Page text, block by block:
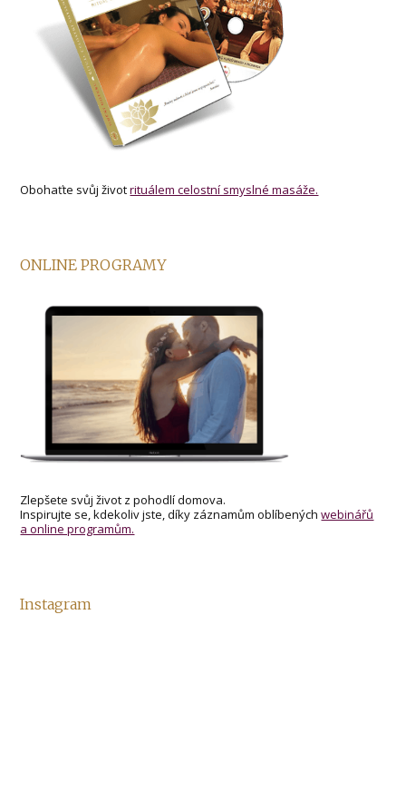
Obohaťte svůj životrituálem celostní smyslné masáže.
ONLINE PROGRAMY
Zlepšete svůj život z pohodlí domova.
Inspirujte se, kdekoliv jste, díky záznamům oblíbenýchwebinářů
a online programům.
Instagram